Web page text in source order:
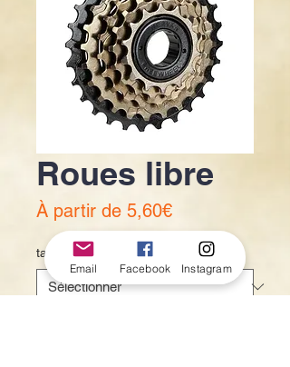
Roues libre
À partir de 5,60€Prix
promotionnel
taille
Email Facebook Instagram